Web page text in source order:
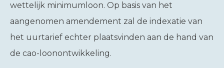
wettelijk minimumloon. Op basis van het
aangenomen amendement zal de indexatie van
het uurtarief echter plaatsvinden aan de hand van
de cao-loonontwikkeling.